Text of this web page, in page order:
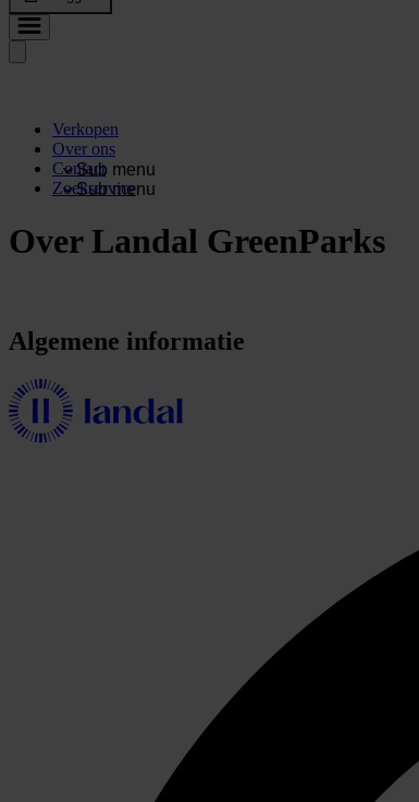
Verkopen
Over ons
Sub menu
Contact
Sub menu
Zoekservice
Over Landal GreenParks
Algemene informatie